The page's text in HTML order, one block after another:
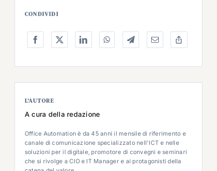
CONDIVIDI
L’AUTORE
A cura della redazione
Office Automation è da 45 anni il mensile di riferimento e
canale di comunicazione specializzato nell'ICT e nelle
soluzioni per il digitale, promotore di convegni e seminari
che si rivolge a CIO e IT Manager e ai protagonisti della